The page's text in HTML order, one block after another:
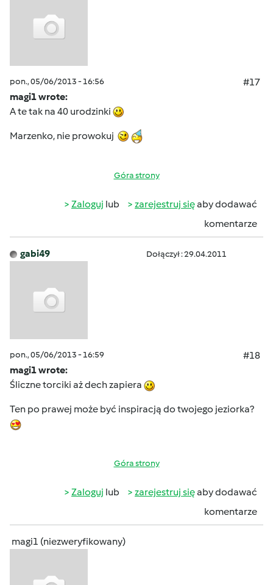
pon., 05/06/2013 - 16:56
#17
magi1 wrote:
A te tak na 40 urodzinki
Marzenko, nie prowokuj
Góra strony
Zaloguj lub zarejestruj sięaby dodawać
komentarze
gabi49 Dołączył : 29.04.2011
pon., 05/06/2013 - 16:59
#18
magi1 wrote:
Śliczne torciki aż dech zapiera
Ten po prawej może być inspiracją do twojego jeziorka?
Góra strony
Zaloguj lub zarejestruj sięaby dodawać
komentarze
magi1 (niezweryfikowany)